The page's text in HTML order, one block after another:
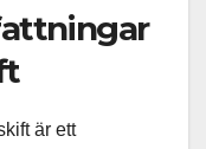
är ett